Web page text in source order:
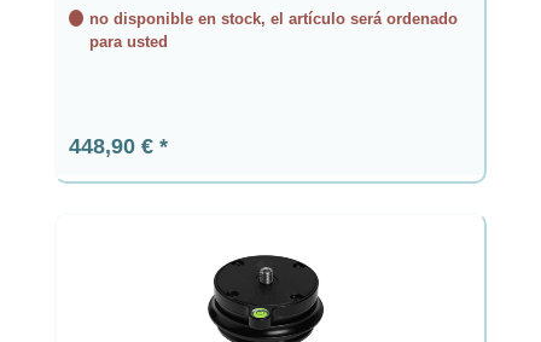
no disponible en stock, el artículo será ordenado
para usted
Precio normal:
448,90 €